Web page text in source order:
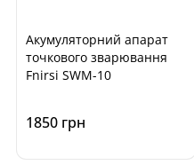
Акумуляторний апарат
точкового зварювання
Fnirsi SWM-10
1850 грн